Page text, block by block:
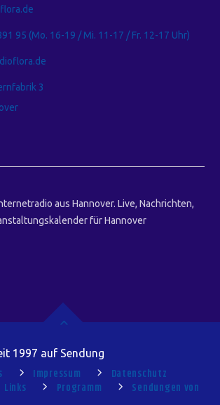
95 (Mo. 16-19 / Mi. 11-17 / Fr. 12-17 Uhr)
3
aus Hannover. Live, Nachrichten,
für Hannover
1997 auf Sendung
Impressum
Datenschutz
Links Programm
Sendungen von